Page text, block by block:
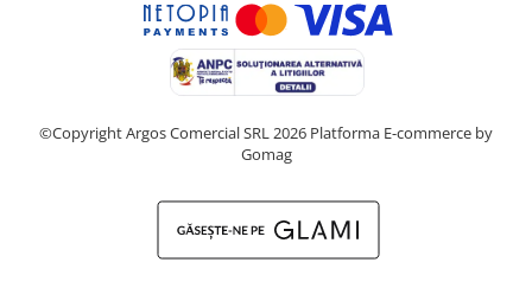
©Copyright Argos Comercial SRL 2026 Platforma E-commerce by
Gomag